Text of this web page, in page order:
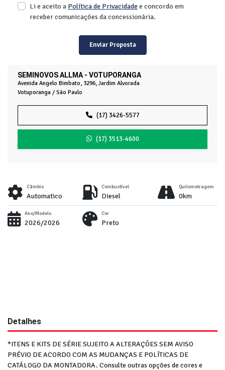
SEMINOVOS ALLMA - VOTUPORANGA
Avenida Angelo Bimbato, 3296, Jardim Alvorada
Votuporanga / São Paulo
(17) 3426-5577
(17) 3513-4600
Li e aceito a Política de Privacidadee concordo em
receber comunicações da concessionária.
Enviar Proposta
Câmbio
Automatico
Combustível
Diesel
Quilometragem
0km
Ano/Modelo
2026/2026
Cor
Preto
Detalhes
*ITENS E KITS DE SÉRIE SUJEITO A ALTERAÇÕES SEM AVISO
PRÉVIO DE ACORDO COM AS MUDANÇAS E POLÍTICAS DE
CATÁLOGO DA MONTADORA. Consulte outras opções de cores e